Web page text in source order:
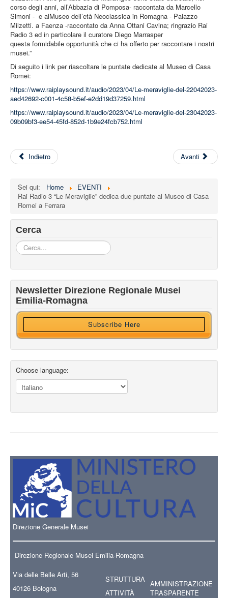
corso degli anni, all’Abbazia di Pomposa- raccontata da Marcello
Simoni - e alMuseo dell’età Neoclassica in Romagna - Palazzo
Milzetti. a Faenza -raccontato da Anna Ottani Cavina; ringrazio Rai
Radio 3 ed in particolare il curatore Diego Marrasper
questa formidabile opportunità che ci ha offerto per raccontare i nostri
musei.”
Di seguito i link per riascoltare le puntate dedicate al Museo di Casa
Romei:
https://www.raiplaysound.it/audio/2023/04/Le-meraviglie-del-22042023-
aed42692-c001-4c58-b5ef-e2dd19d37259.html
https://www.raiplaysound.it/audio/2023/04/Le-meraviglie-del-23042023-
09b09bf3-ee54-45fd-852d-1b9e24fcb752.html
Indietro Avanti
Sei qui: Home
EVENTI
Rai Radio 3 “Le Meraviglie” dedica due puntate al Museo di Casa
Romei a Ferrara
Cerca
Cerca...
Newsletter Direzione Regionale Musei
Emilia-Romagna
Subscribe Here
Iscriviti alla nostra newsletter
Ricevi HTML?
Choose language:
Direzione Generale Musei
Direzione Regionale Musei Emilia-Romagna
Via delle Belle Arti, 56
40126 Bologna
STRUTTURA
ATTIVITÀ
AMMINISTRAZIONE
TRASPARENTE